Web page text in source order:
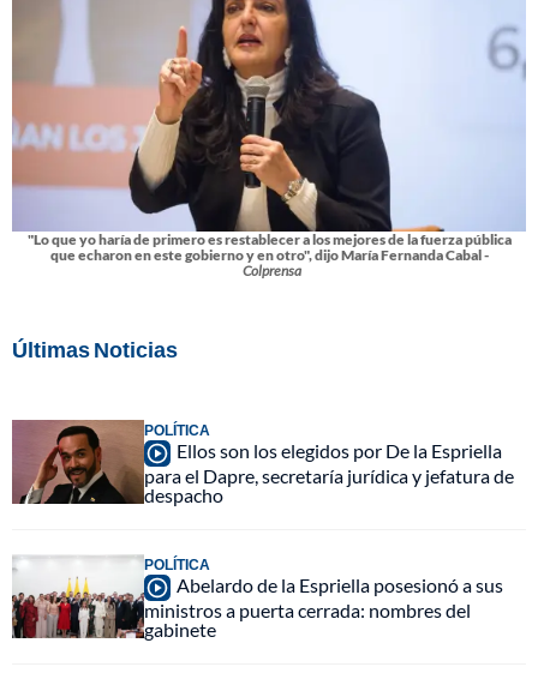
"Lo que yo haría de primero es restablecer a los mejores de la fuerza pública
que echaron en este gobierno y en otro", dijo María Fernanda Cabal -
Colprensa
Últimas Noticias
POLÍTICA
Ellos son los elegidos por De la Espriella
para el Dapre, secretaría jurídica y jefatura de
despacho
POLÍTICA
Abelardo de la Espriella posesionó a sus
ministros a puerta cerrada: nombres del
gabinete